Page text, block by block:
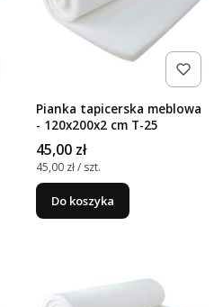
Pianka tapicerska meblowa
- 120x200x2 cm T-25
Cena
45,00 zł
Cena jednostkowa
45,00 zł / szt.
Do koszyka